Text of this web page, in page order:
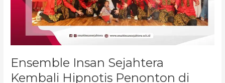
Ensemble Insan Sejahtera
Kembali Hipnotis Penonton di